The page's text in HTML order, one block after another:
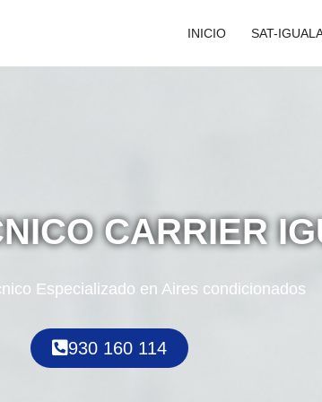
INICIO SAT-
CARRIER
Especializado en Aires condicionados
930 160 114